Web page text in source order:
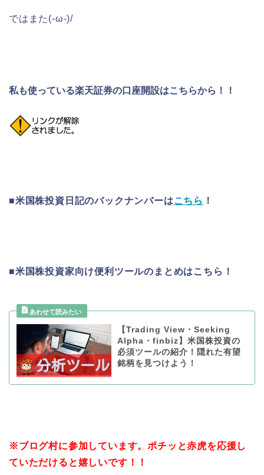
ではまた(-ω-)/
私も使っている楽天証券の口座開設はこちらから！！
■米国株投資日記のバックナンバーはこちら ！
■米国株投資家向け便利ツールのまとめはこちら！
【Trading View・Seeking
Alpha・finbiz】米国株投資の
必須ツールの紹介！隠れた有望
銘柄を見つけよう！
※ブログ村に参加しています。ポチッと赤虎を応援し
ていただけると嬉しいです！！